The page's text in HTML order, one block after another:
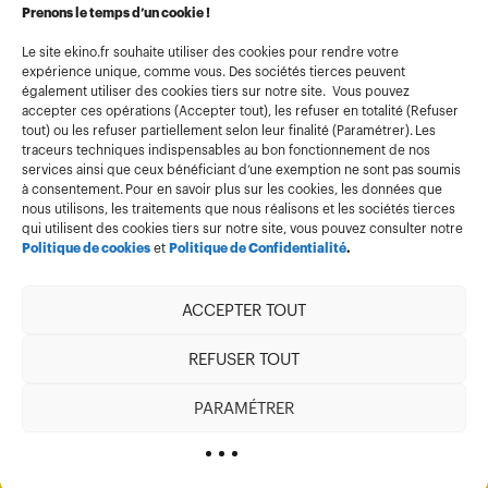
Prenons le temps d’un cookie !
Le site ekino.fr souhaite utiliser des cookies pour rendre votre
expérience unique, comme vous. Des sociétés tierces peuvent
également utiliser des cookies tiers sur notre site. Vous pouvez
accepter ces opérations (Accepter tout), les refuser en totalité (Refuser
tout) ou les refuser partiellement selon leur finalité (Paramétrer). Les
traceurs techniques indispensables au bon fonctionnement de nos
services ainsi que ceux bénéficiant d’une exemption ne sont pas soumis
à consentement. Pour en savoir plus sur les cookies, les données que
nous utilisons, les traitements que nous réalisons et les sociétés tierces
qui utilisent des cookies tiers sur notre site, vous pouvez consulter notre
Politique de cookiesetPolitique de Confidentialité.
ACCEPTER TOUT
REFUSER TOUT
PARAMÉTRER
Conditions générales d’utilisation
Politique de confidentialité
Politique cookies
Gestion des cookies
Index égalité